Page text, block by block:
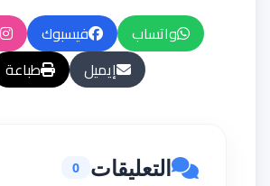
واتساب فيسبوك
إيميل
طباعة
التعليقات 0